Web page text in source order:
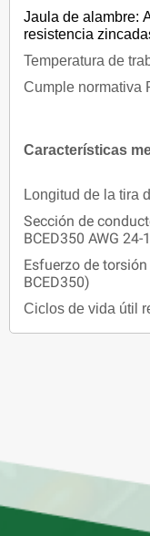
Jaula de alambre:
resistencia
Temperatura de
Cumple normativa
Características
Longitud de la tira
Sección de
BCED350 AWG 24-
Esfuerzo de
BCED350)
Ciclos de vida útil